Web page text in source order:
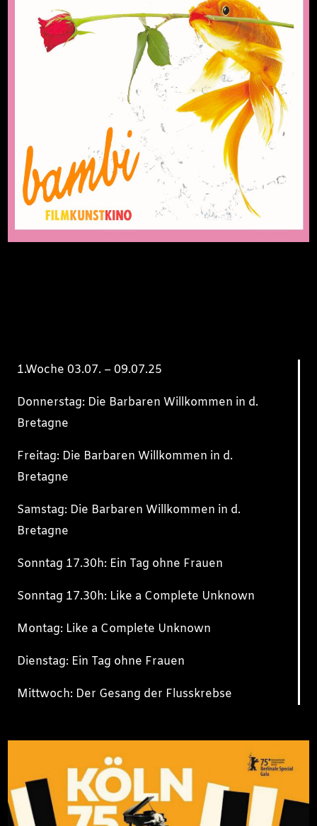
1.Woche 03.07. – 09.07.25
Donnerstag: Die Barbaren Willkommen in d.
Bretagne
Freitag: Die Barbaren Willkommen in d.
Bretagne
Samstag: Die Barbaren Willkommen in d.
Bretagne
Sonntag 17.30h: Ein Tag ohne Frauen
Sonntag 17.30h: Like a Complete Unknown
Montag: Like a Complete Unknown
Dienstag: Ein Tag ohne Frauen
Mittwoch: Der Gesang der Flusskrebse